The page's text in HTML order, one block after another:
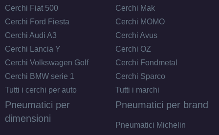
Cerchi Fiat 500
Cerchi Ford Fiesta
Cerchi Audi A3
Cerchi Lancia Y
Cerchi Volkswagen Golf
Cerchi BMW serie 1
Tutti i cerchi per auto
Cerchi Mak
Cerchi MOMO
Cerchi Avus
Cerchi OZ
Cerchi Fondmetal
Cerchi Sparco
Tutti i marchi
Pneumatici per
dimensioni
Pneumatici per brand
Pneumatici Michelin